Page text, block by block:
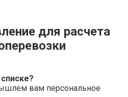
для расчета
вам персональное